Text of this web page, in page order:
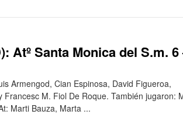
Atº Santa Monica del S.m. 6
Armengod, Cian Espinosa, David Figueroa,
M. Fiol De Roque. También jugaron:
Marti Bauza, Marta ...